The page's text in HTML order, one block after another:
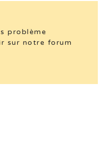
problème
sur notre forum